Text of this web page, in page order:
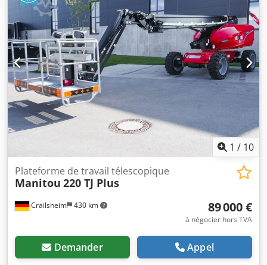
4,90 km/h · Vitesse de déplacement - mode de travail : 1
km/h · Capacité d'escalade : 40 % · Inclinaison admissible
en mode travail : 4 ° · Pneus en caoutchouc plein vulcanisé
· Roues motrices (avant/arrière) : 2/2 · Volants
(avant/arrière) : 2/2 · Roues/roues freinées : 2/2 ·
Fabricant/modèle de moteur : Yanmar - 3TNV88C-DMU ·
Norme moteur : Stage V Dedpfozrp Ifjx Aanjck · Puissance /
puissance nominale du moteur à combustion : 36,20 Hp /
27,50 kW · Pression au sol : 18,20 dan/cm2 · Pression
hydraulique : 400 bars · Capacité du réservoir hydraulique
: 94 l · Capacité du réservoir de carburant : 72L · Bruit
1 / 10
Crailsheim 430 km
Plateforme de travail télescopique
Manitou 220 TJ Plus
89 000 €
à négocier hors TVA
Demander Appel